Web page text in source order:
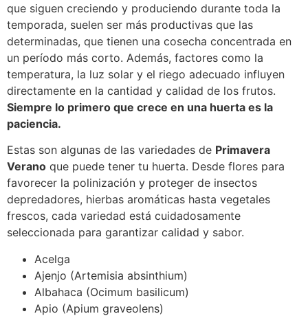
que siguen creciendo y produciendo durante toda la
temporada, suelen ser más productivas que las
determinadas, que tienen una cosecha concentrada en
un período más corto. Además, factores como la
temperatura, la luz solar y el riego adecuado influyen
directamente en la cantidad y calidad de los frutos.
Siempre lo primero que crece en una huerta es la
paciencia.
Estas son algunas de las variedades de Primavera
Verano que puede tener tu huerta. Desde flores para
favorecer la polinización y proteger de insectos
depredadores, hierbas aromáticas hasta vegetales
frescos, cada variedad está cuidadosamente
seleccionada para garantizar calidad y sabor.
Acelga
Ajenjo (Artemisia absinthium)
Albahaca (Ocimum basilicum)
Apio (Apium graveolens)